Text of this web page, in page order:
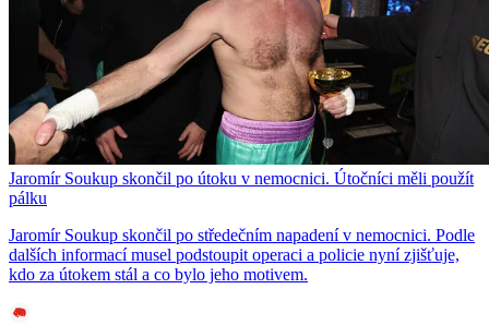
Jaromír Soukup skončil po útoku v nemocnici. Útočníci měli použít
pálku
Jaromír Soukup skončil po středečním napadení v nemocnici. Podle
dalších informací musel podstoupit operaci a policie nyní zjišťuje,
kdo za útokem stál a co bylo jeho motivem.